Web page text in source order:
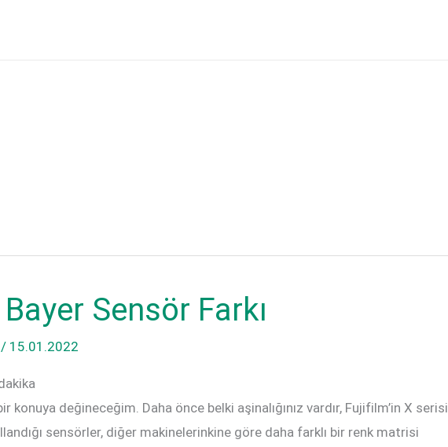
Sensör Farkı
/ 15.01.2022
konuya değineceğim. Daha önce belki aşinalığınız vardır, Fujifilm’in X serisi
sensörler, diğer makinelerinkine göre daha farklı bir renk matrisi